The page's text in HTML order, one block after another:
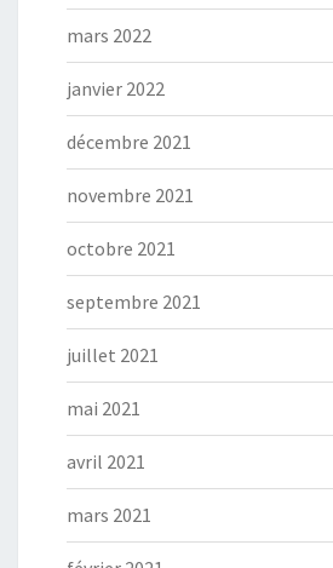
mars 2022
janvier 2022
décembre 2021
novembre 2021
octobre 2021
septembre 2021
juillet 2021
mai 2021
avril 2021
mars 2021